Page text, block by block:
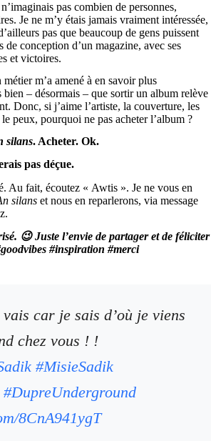
pas combien de personnes,
Je ne m’y étais jamais vraiment intéressée,
pas que beaucoup de gens puissent
de conception d’un magazine, avec ses
et victoires.
m’a amené à en savoir plus
bien – désormais – que sortir un album relève
Donc, si j’aime l’artiste, la couverture, les
peux, pourquoi ne pas acheter l’album ?
silans. Acheter. Ok.
pas déçue.
Au fait, écoutez « Awtis ». Je ne vous en
silans et nous en reparlerons, via message
😉 Juste l’envie de partager et de féliciter
#inspiration #merci
car je sais d’où je viens
chez vous ! !
#MisieSadik
#DupreUnderground
8CnA941ygT